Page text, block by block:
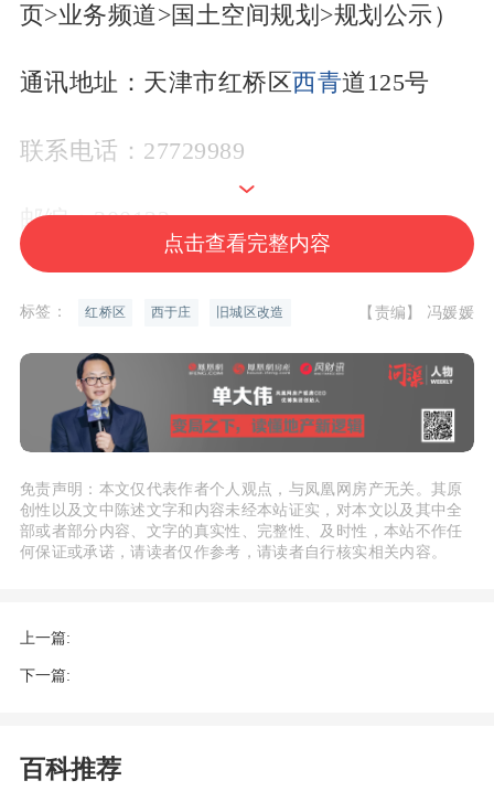
页>业务频道>国土空间规划>规划公示）
通讯地址：天津市红桥区 西青道125号
联系电话：27729989
邮编：300122
许可证附图为准。
根据公示——
一期居住类总建筑面积≤32184.95㎡，地
上建筑面积≤28204.95㎡，地上计容建筑
面积≤22075㎡，其中，住宅建筑面积≤215
00㎡，商业建筑面积≤575㎡。
二期居住类总建筑面积≤29367.32㎡，地
上建筑面积≤22117.32㎡，地上计容建筑
点击查看完整内容
标签： 红桥区 西于庄 旧城区改造 【责编】 冯媛媛
免责声明：本文仅代表作者个人观点，与凤凰网房产无关。其原
创性以及文中陈述文字和内容未经本站证实，对本文以及其中全
部或者部分内容、文字的真实性、完整性、及时性，本站不作任
何保证或承诺，请读者仅作参考，请读者自行核实相关内容。
上一篇:
下一篇:
百科推荐